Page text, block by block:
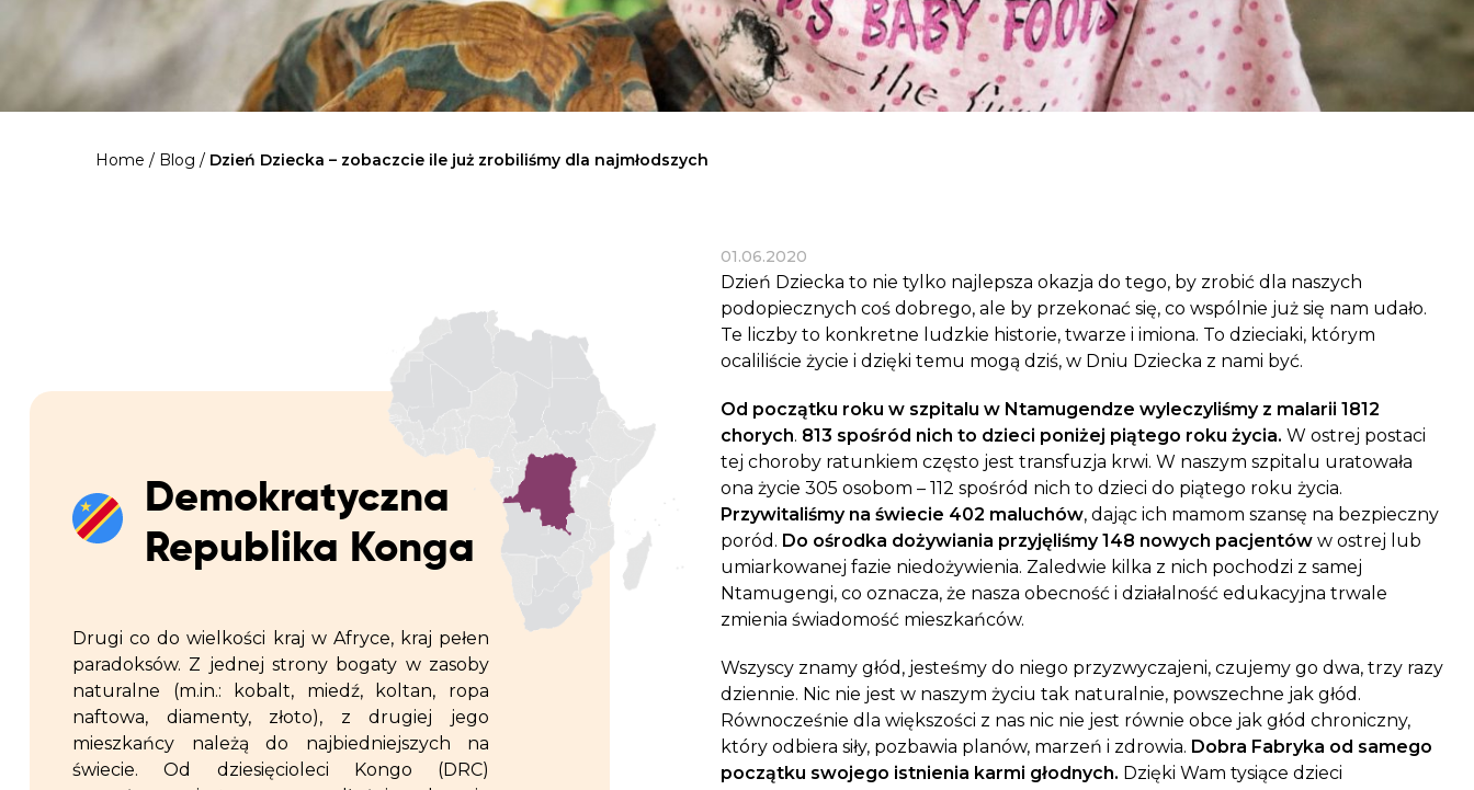
Cele statutowe
Sprawdź cele naszej organizacji
Kontakt
Home / Blog / Dzień Dziecka – zobaczcie ile już zrobiliśmy dla najmłodszych
Demokratyczna
Republika Konga
Drugi co do wielkości kraj w Afryce, kraj pełen
paradoksów. Z jednej strony bogaty w zasoby
naturalne (m.in.: kobalt, miedź, koltan, ropa
naftowa, diamenty, złoto), z drugiej jego
mieszkańcy należą do najbiedniejszych na
świecie. Od dziesięcioleci Kongo (DRC)
01.06.2020
Dzień Dziecka to nie tylko najlepsza okazja do tego, by zrobić dla naszych
podopiecznych coś dobrego, ale by przekonać się, co wspólnie już się nam udało.
Te liczby to konkretne ludzkie historie, twarze i imiona. To dzieciaki, którym
ocaliliście życie i dzięki temu mogą dziś, w Dniu Dziecka z nami być.
Od początku roku w szpitalu w Ntamugendze wyleczyliśmy z malarii 1812
chorych. 813 spośród nich to dzieci poniżej piątego roku życia. W ostrej postaci
tej choroby ratunkiem często jest transfuzja krwi. W naszym szpitalu uratowała
ona życie 305 osobom – 112 spośród nich to dzieci do piątego roku życia.
Przywitaliśmy na świecie 402 maluchów, dając ich mamom szansę na bezpieczny
poród. Do ośrodka dożywiania przyjęliśmy 148 nowych pacjentóww ostrej lub
umiarkowanej fazie niedożywienia. Zaledwie kilka z nich pochodzi z samej
Ntamugengi, co oznacza, że nasza obecność i działalność edukacyjna trwale
zmienia świadomość mieszkańców.
Wszyscy znamy głód, jesteśmy do niego przyzwyczajeni, czujemy go dwa, trzy razy
dziennie. Nic nie jest w naszym życiu tak naturalnie, powszechne jak głód.
Równocześnie dla większości z nas nic nie jest równie obce jak głód chroniczny,
który odbiera siły, pozbawia planów, marzeń i zdrowia. Dobra Fabryka od samego
początku swojego istnienia karmi głodnych. Dzięki Wam tysiące dzieci